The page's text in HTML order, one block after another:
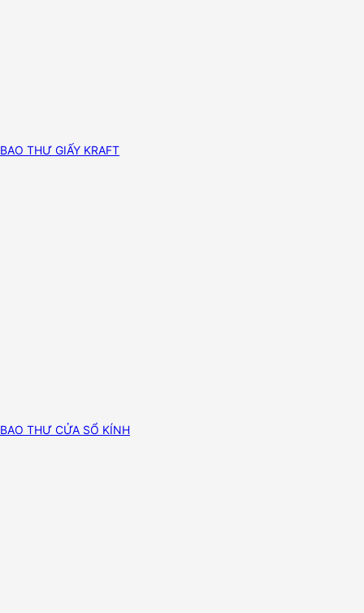
BAO THƯ GIẤY KRAFT
BAO THƯ CỬA SỔ KÍNH